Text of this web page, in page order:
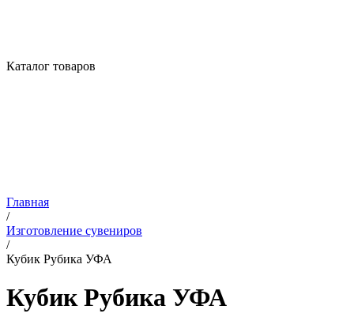
Каталог товаров
Главная
/
Изготовление сувениров
/
Кубик Рубика УФА
Кубик Рубика УФА